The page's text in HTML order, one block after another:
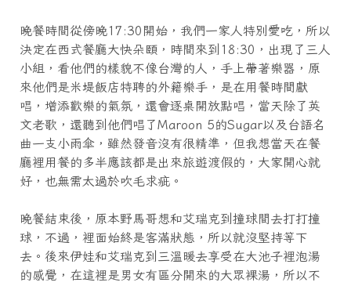
晚餐時間從傍晚17:30開始，我們一家人特別愛吃，所以
決定在西式餐廳大快朵頤，時間來到18:30，出現了三人
小組，看他們的樣貌不像台灣的人，手上帶著樂器，原
來他們是米堤飯店特聘的外籍樂手，是在用餐時間獻
唱，增添歡樂的氣氛，還會逐桌開放點唱，當天除了英
文老歌，還聽到他們唱了Maroon 5的Sugar以及台語名
曲一支小雨傘，雖然發音沒有很精準，但我想當天在餐
廳裡用餐的多半應該都是出來旅遊渡假的，大家開心就
好，也無需太過於吹毛求疵。
晚餐結束後，原本野馬哥想和艾瑞克到撞球間去打打撞
球，不過，裡面始終是客滿狀態，所以就沒堅持等下
去。後來伊娃和艾瑞克到三溫暖去享受在大池子裡泡湯
的感覺，在這裡是男女有區分開來的大眾裸湯，所以不